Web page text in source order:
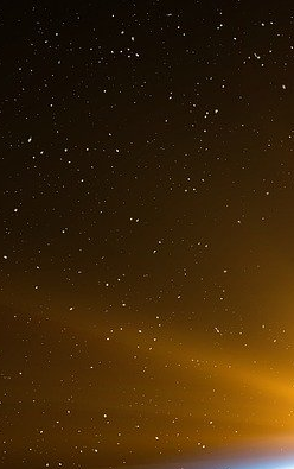
Gaz issu de champs
Le GNL, gaz liquide
l’invasion de
gazoducs terrestres.
Sibérie.
Le rapport demande
projets en cours
en Azerbaïdjan », par
(Cop 29) en novembre,
« Il y a six mois, qui
avec un rapport
un rapport « de
Le Marin